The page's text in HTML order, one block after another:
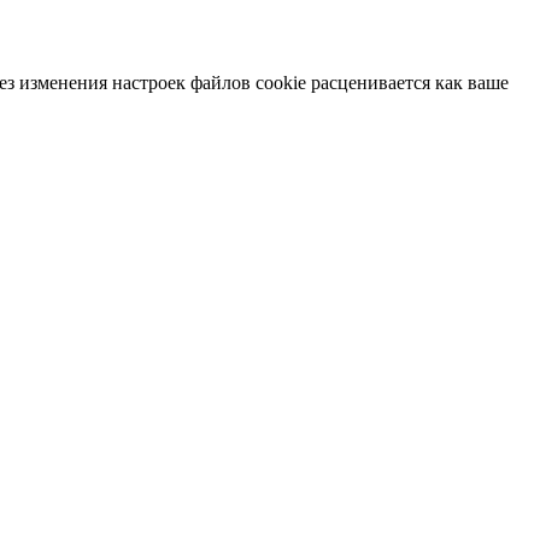
настроек файлов cookie расценивается как ваше